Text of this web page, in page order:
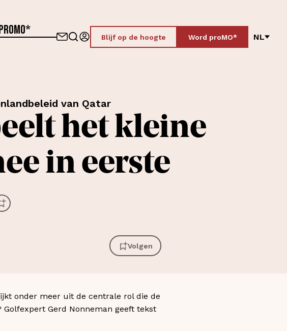
Blijf op de hoogte Word proMO* NL
van Qatar
het kleine
in eerste
Volgen
onder meer uit de centrale rol die de
Gerd Nonneman geeft tekst